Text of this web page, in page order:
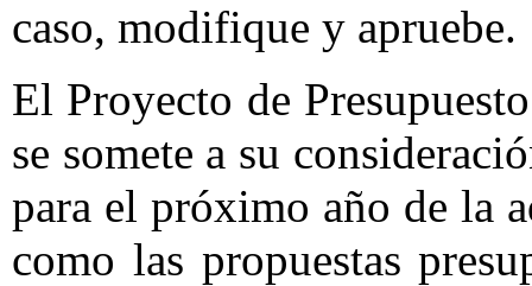
caso, modifique y apruebe.
El Proyecto de
se somete a su
para el próximo año de la
como las propuestas